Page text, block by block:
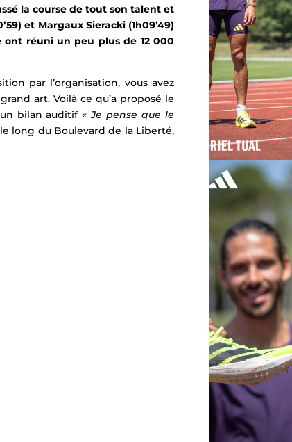
la course de tout son talent et
et Margaux Sieracki (1h09’49)
ont réuni un peu plus de 12 000
par l’organisation, vous avez
art. Voilà ce qu’a proposé le
bilan auditif « Je pense que le
long du Boulevard de la Liberté,